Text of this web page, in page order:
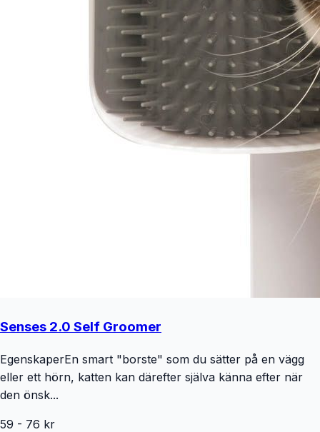
Senses 2.0 Self Groomer
EgenskaperEn smart "borste" som du sätter på en vägg
eller ett hörn, katten kan därefter själva känna efter när
den önsk...
59 - 76 kr